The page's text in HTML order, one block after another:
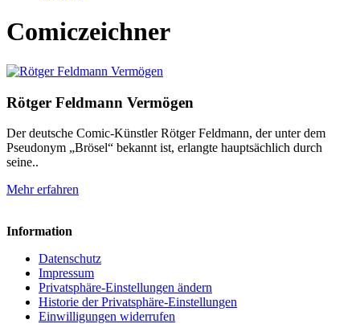
Comiczeichner
Rötger Feldmann Vermögen
Der deutsche Comic-Künstler Rötger Feldmann, der unter dem
Pseudonym „Brösel“ bekannt ist, erlangte hauptsächlich durch
seine..
Mehr erfahren
Information
Datenschutz
Impressum
Privatsphäre-Einstellungen ändern
Historie der Privatsphäre-Einstellungen
Einwilligungen widerrufen